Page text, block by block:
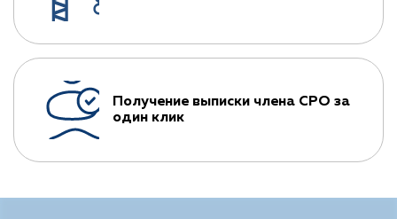
Получение выписки члена СРО за
один клик